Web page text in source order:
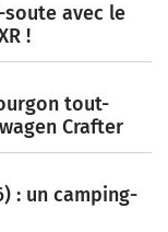
soute avec le
!
tout-
Crafter
: un camping-